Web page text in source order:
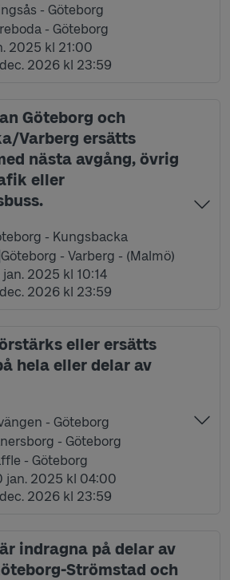
- Göteborg
- Göteborg
januari 2025 kl 21:00
2025 kl 21:00
31 december 2026 kl 23:59
2026 kl 23:59
Göteborg och
Varberg ersätts
nästa avgång, övrig
eller
- Kungsbacka
Göteborg - Varberg - (Malmö)
13 januari 2025 kl 10:14
jan. 2025 kl 10:14
31 december 2026 kl 23:59
2026 kl 23:59
eller ersätts
hela eller delar av
- Göteborg
- Göteborg
- Göteborg
20 januari 2025 kl 04:00
jan. 2025 kl 04:00
31 december 2026 kl 23:59
2026 kl 23:59
indragna på delar av
Strömstad och